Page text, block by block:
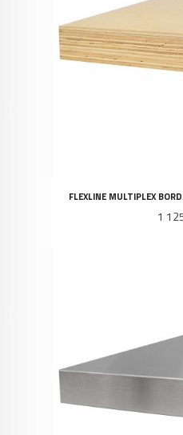
FLEXLINE MULTIPLEX
Pris
1